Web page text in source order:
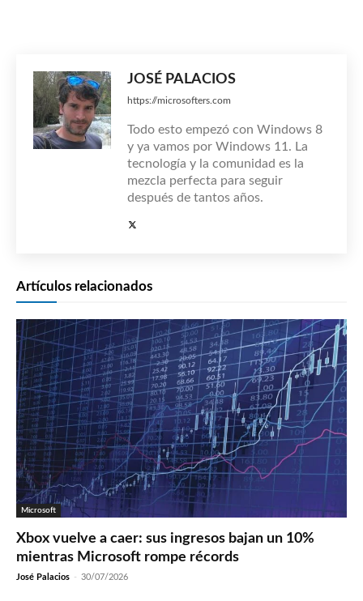
JOSÉ PALACIOS
https://microsofters.com
Todo esto empezó con Windows 8
y ya vamos por Windows 11. La
tecnología y la comunidad es la
mezcla perfecta para seguir
después de tantos años.
Artículos relacionados
Microsoft
Xbox vuelve a caer: sus ingresos bajan un 10%
mientras Microsoft rompe récords
José Palacios - 30/07/2026